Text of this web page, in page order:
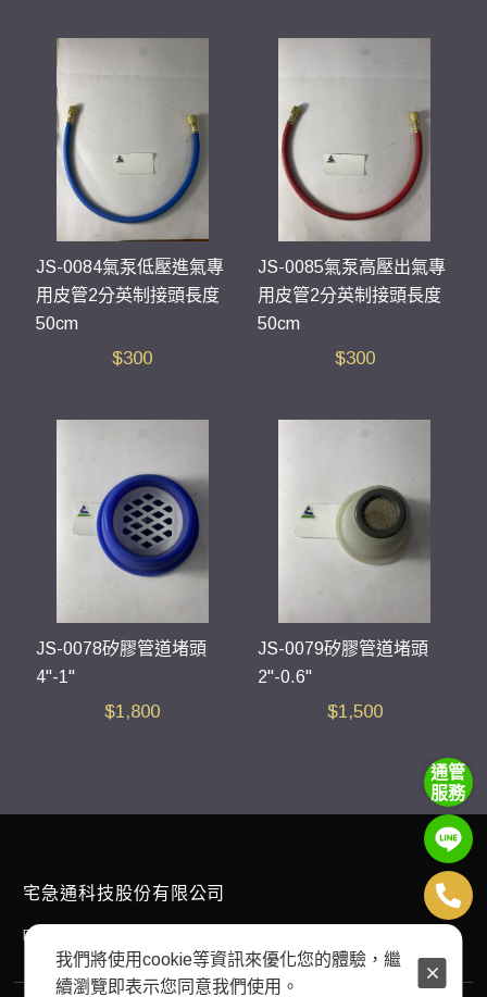
JS-0084氣泵低壓進氣專
用皮管2分英制接頭長度
50cm
$300
JS-0085氣泵高壓出氣專
用皮管2分英制接頭長度
50cm
$300
JS-0078矽膠管道堵頭
4"-1"
$1,800
JS-0079矽膠管道堵頭
2"-0.6"
$1,500
宅急通科技股份有限公司
E-mail：
通管
服務
我們將使用cookie等資訊來優化您的體驗，繼
續瀏覽即表示您同意我們使用。